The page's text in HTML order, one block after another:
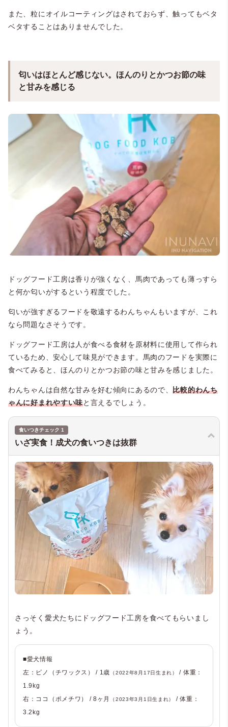
また、粒にオイルコーティングはされておらず、触ってもベタ
ベタすることはありませんでした。
匂いはほとんど感じない。ほんのりとかつお節の味
と甘みを感じる
ドッグフード工房は香りが強くなく、馬肉であっても薄っすら
と何か匂いがするという程度でした。
匂いが強すぎるフードを敬遠するわんちゃんもいますが、これ
なら問題なさそうです。
ドッグフード工房は人が食べる食材を原材料に使用して作られ
ているため、安心して味見ができます。馬肉のフードを実際に
食べてみると、ほんのりとかつお節の味と甘みを感じました。
わんちゃんは自然な甘みを好む傾向にあるので、比較的わんち
ゃんに好まれやすい味と言えるでしょう。
食いつきチェック 1
いざ実食！成犬の食いつきは抜群
さっそく愛犬たちにドッグフード工房を食べてもらいまし
ょう。
■愛犬情報
左：ピノ（チワックス） / 1歳
（2022年8月17日生まれ）
/ 体重：
1.9kg
右：ココ（ポメチワ） / 8ヶ月
（2023年3月1日生まれ）
/ 体重：
3.2kg